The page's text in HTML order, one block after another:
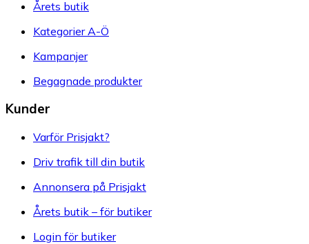
Årets butik
Kategorier A-Ö
Kampanjer
Begagnade produkter
Kunder
Varför Prisjakt?
Driv trafik till din butik
Annonsera på Prisjakt
Årets butik – för butiker
Login för butiker